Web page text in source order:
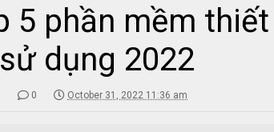
5 phần mềm
dụng 2022
0 October 31, 2022 11:36 am